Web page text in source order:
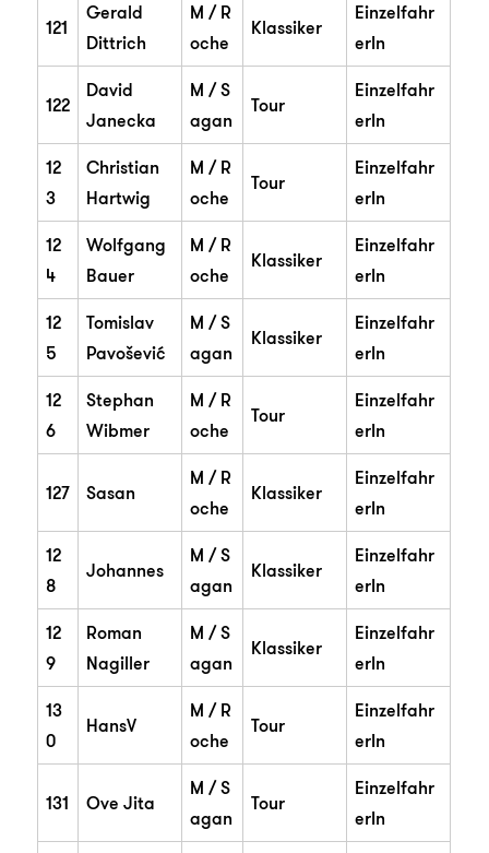
121
Gerald
Dittrich
M / R
oche
Klassiker
Einzelfahr
erIn
122
David
Janecka
M / S
agan
Tour
Einzelfahr
erIn
12
3
Christian
Hartwig
M / R
oche
Tour
Einzelfahr
erIn
12
4
Wolfgang
Bauer
M / R
oche
Klassiker
Einzelfahr
erIn
12
5
Tomislav
Pavošević
M / S
agan
Klassiker
Einzelfahr
erIn
12
6
Stephan
Wibmer
M / R
oche
Tour
Einzelfahr
erIn
127 Sasan
M / R
oche
Klassiker
Einzelfahr
erIn
12
8
Johannes
M / S
agan
Klassiker
Einzelfahr
erIn
12
9
Roman
Nagiller
M / S
agan
Klassiker
Einzelfahr
erIn
13
0
HansV
M / R
oche
Tour
Einzelfahr
erIn
131 Ove Jita
M / S
agan
Tour
Einzelfahr
erIn